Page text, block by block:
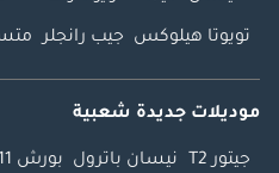
تويوتا هيلوكس جيب رانجلر
موديلات جديدة شعبية
جيتور T2 نيسان باترول بورش 911